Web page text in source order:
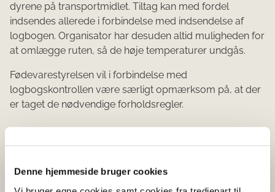
Denne hjemmeside bruger cookies
dyrene på transportmidlet. Tiltag kan med fordel
indsendes allerede i forbindelse med indsendelse af
logbogen. Organisator har desuden altid muligheden for
at omlægge ruten, så de høje temperaturer undgås.
Fødevarestyrelsen vil i forbindelse med
logbogskontrollen være særligt opmærksom på, at der
er taget de nødvendige forholdsregler.
Der henvises til vejledningen til temperaturtjek